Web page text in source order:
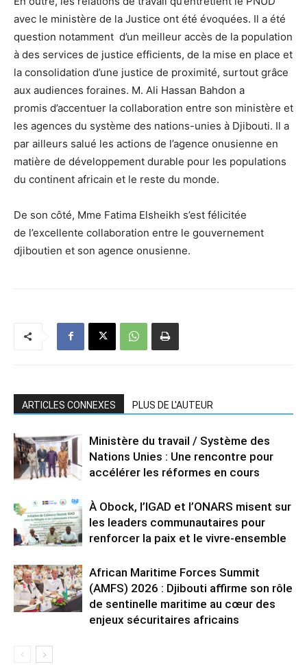
avec le ministère de la Justice ont été évoquées. Il a été
question notamment d’un meilleur accès de la population
à des services de justice efficients, de la mise en place et
la consolidation d’une justice de proximité, surtout grâce
aux audiences foraines. M. Ali Hassan Bahdon a
promis d’accentuer la collaboration entre son ministère et
les agences du système des nations-unies à Djibouti. Il a
par ailleurs salué les actions de l’agence onusienne en
matière de développement durable pour les populations
du continent africain et le reste du monde.
De son côté, Mme Fatima Elsheikh s’est félicitée
de l’excellente collaboration entre le gouvernement
djiboutien et son agence onusienne.
ARTICLES CONNEXES PLUS DE L'AUTEUR
Ministère du travail / Système des
Nations Unies : Une rencontre pour
accélérer les réformes en cours
À Obock, l’IGAD et l’ONARS misent sur
les leaders communautaires pour
renforcer la paix et le vivre-ensemble
African Maritime Forces Summit
(AMFS) 2026 : Djibouti affirme son rôle
de sentinelle maritime au cœur des
enjeux sécuritaires africains